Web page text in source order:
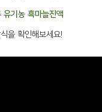
기농 흑마늘진액
을 확인해보세요!